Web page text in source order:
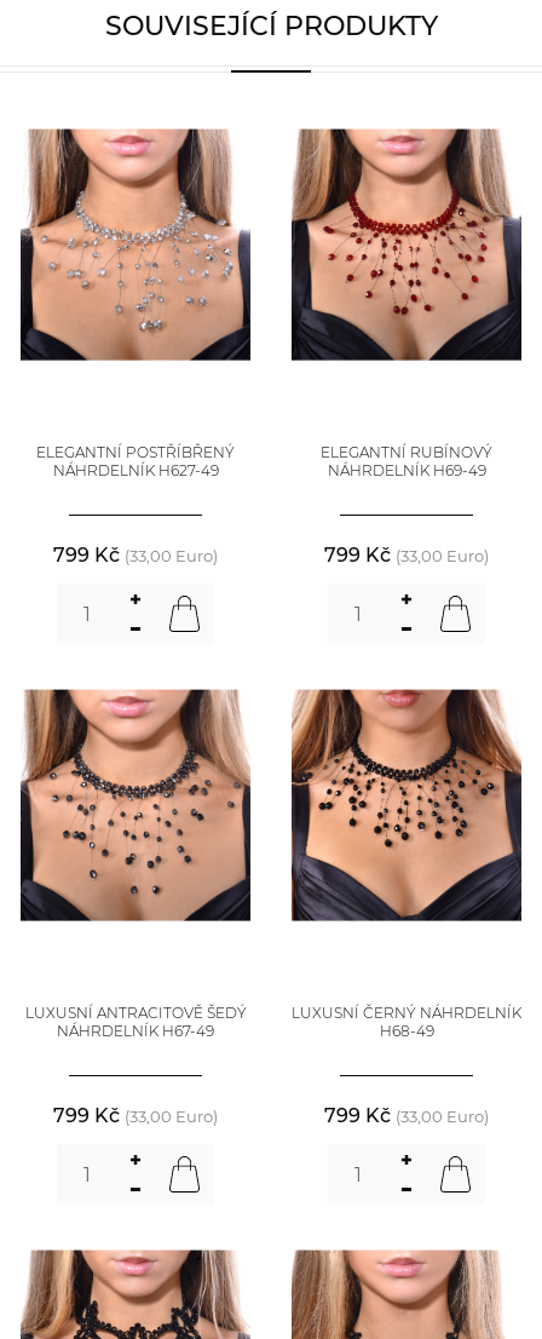
SOUVISEJÍCÍ PRODUKTY
ELEGANTNÍ POSTŘÍBŘENÝ
NÁHRDELNÍK H627-49
799 Kč (33,00 Euro)
ELEGANTNÍ RUBÍNOVÝ
NÁHRDELNÍK H69-49
799 Kč (33,00 Euro)
LUXUSNÍ ANTRACITOVĚ ŠEDÝ
NÁHRDELNÍK H67-49
799 Kč (33,00 Euro)
LUXUSNÍ ČERNÝ NÁHRDELNÍK
H68-49
799 Kč (33,00 Euro)